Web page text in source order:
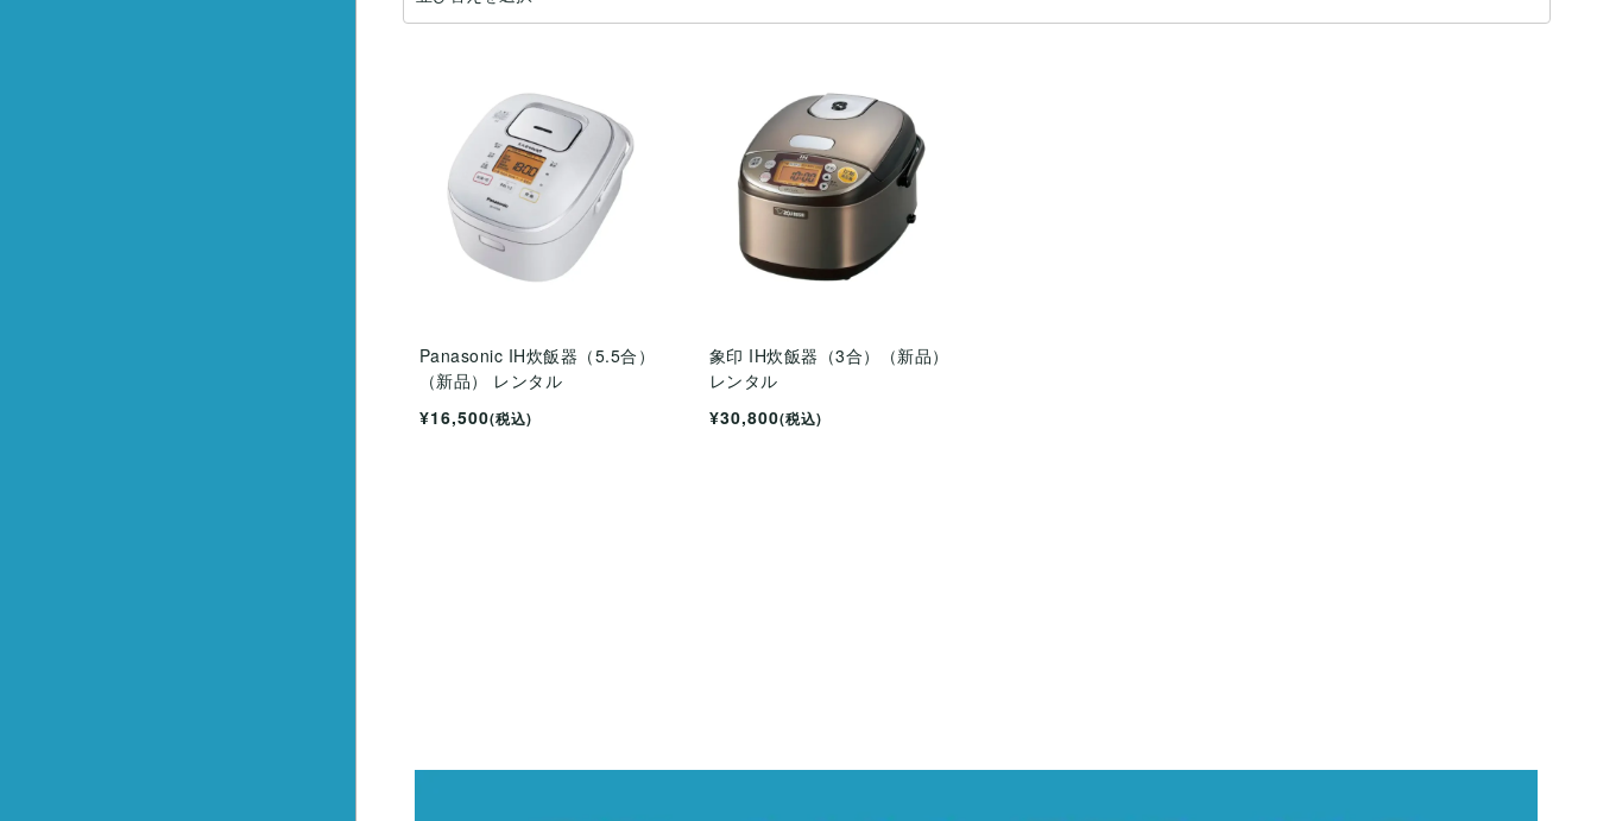
Panasonic IH炊飯器（5.5合）
（新品） レンタル
¥16,500(税込)
象印 IH炊飯器（3合）（新品）
レンタル
¥30,800(税込)